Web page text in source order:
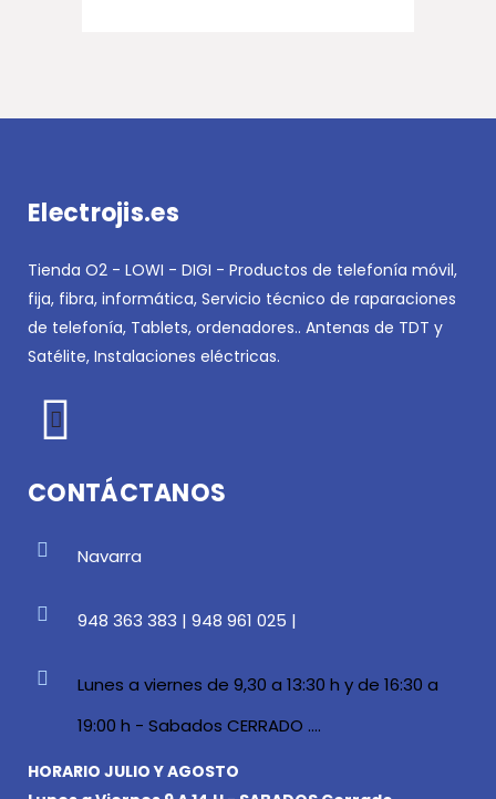
Electrojis.es
Tienda O2 - LOWI - DIGI - Productos de telefonía móvil,
fija, fibra, informática, Servicio técnico de raparaciones
de telefonía, Tablets, ordenadores.. Antenas de TDT y
Satélite, Instalaciones eléctricas.
CONTÁCTANOS
Navarra
948 363 383 | 948 961 025 |
Lunes a viernes de 9,30 a 13:30 h y de 16:30 a
19:00 h - Sabados CERRADO ....
HORARIO JULIO Y AGOSTO